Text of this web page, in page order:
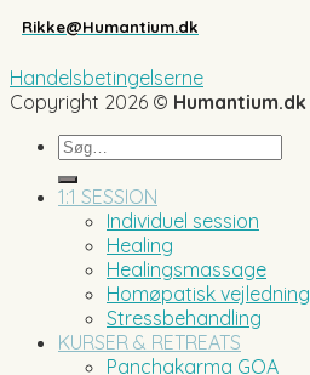
Rikke@Humantium.dk
Handelsbetingelserne
Copyright 2026 © Humantium.dk
Søg
efter:
1:1 SESSION
Individuel session
Healing
Healingsmassage
Homøpatisk vejledning
Stressbehandling
KURSER & RETREATS
Panchakarma GOA